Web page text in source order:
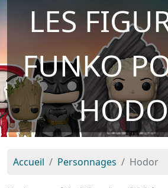
LES
FUNKO
Accueil Personnages Hodor